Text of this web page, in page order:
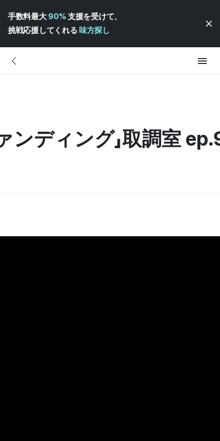
手数料最大 90% 支援を受けて、
挑戦応援してくれる 味方探し
ンディング」取調室